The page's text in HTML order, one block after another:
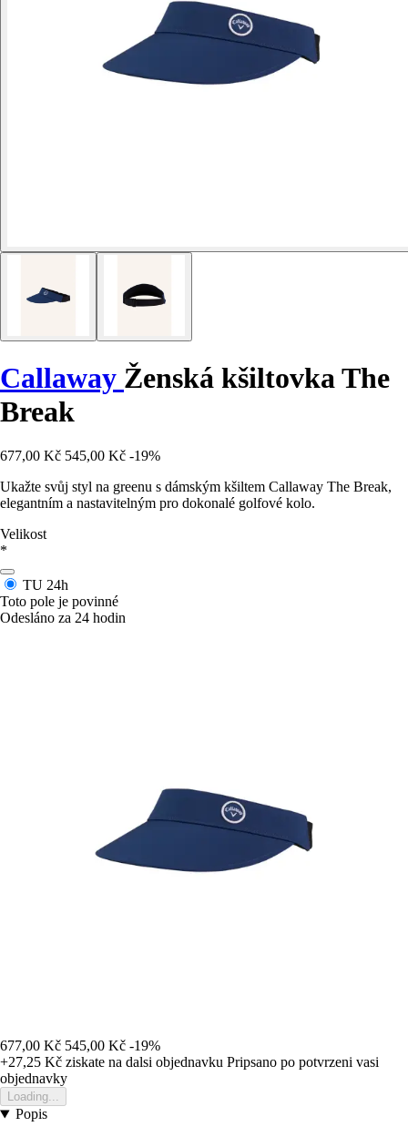
Callaway Ženská kšiltovka The
Break
677,00 Kč 545,00 Kč -19%
Ukažte svůj styl na greenu s dámským kšiltem Callaway The Break,
elegantním a nastavitelným pro dokonalé golfové kolo.
Velikost
*
TU 24h
Toto pole je povinné
Odesláno za 24 hodin
677,00 Kč 545,00 Kč -19%
+27,25 Kč ziskate na dalsi objednavku Pripsano po potvrzeni vasi
objednavky
Loading...
Popis